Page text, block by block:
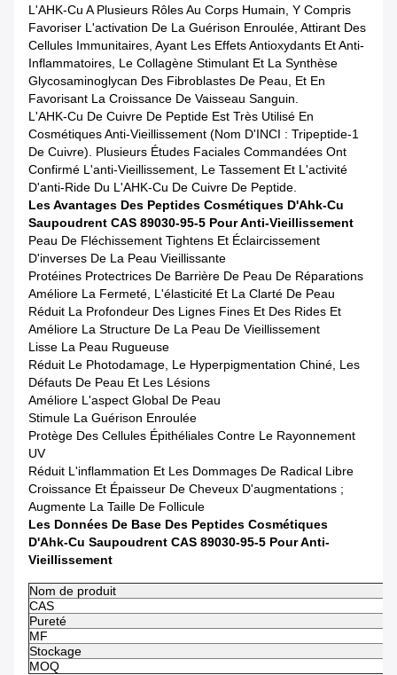
L'AHK-Cu A Plusieurs Rôles Au Corps Humain, Y Compris
Favoriser L'activation De La Guérison Enroulée, Attirant Des
Cellules Immunitaires, Ayant Les Effets Antioxydants Et Anti-
Inflammatoires, Le Collagène Stimulant Et La Synthèse
Glycosaminoglycan Des Fibroblastes De Peau, Et En
Favorisant La Croissance De Vaisseau Sanguin.
L'AHK-Cu De Cuivre De Peptide Est Très Utilisé En
Cosmétiques Anti-Vieillissement (nom D'INCI : Tripeptide-1
De Cuivre). Plusieurs Études Faciales Commandées Ont
Confirmé L'anti-Vieillissement, Le Tassement Et L'activité
D'anti-Ride Du L'AHK-Cu De Cuivre De Peptide.
Les Avantages Des Peptides Cosmétiques D'Ahk-Cu
Saupoudrent CAS 89030-95-5 Pour Anti-Vieillissement
Peau De Fléchissement Tightens Et Éclaircissement
D'inverses De La Peau Vieillissante
Protéines Protectrices De Barrière De Peau De Réparations
Améliore La Fermeté, L'élasticité Et La Clarté De Peau
Réduit La Profondeur Des Lignes Fines Et Des Rides Et
Améliore La Structure De La Peau De Vieillissement
Lisse La Peau Rugueuse
Réduit Le Photodamage, Le Hyperpigmentation Chiné, Les
Défauts De Peau Et Les Lésions
Améliore L'aspect Global De Peau
Stimule La Guérison Enroulée
Protège Des Cellules Épithéliales Contre Le Rayonnement
UV
Réduit L'inflammation Et Les Dommages De Radical Libre
Croissance Et Épaisseur De Cheveux D'augmentations ;
Augmente La Taille De Follicule
Les Données De Base Des Peptides Cosmétiques
D'Ahk-Cu Saupoudrent CAS 89030-95-5 Pour Anti-
Vieillissement
Nom de produit
CAS
Pureté
MF
Stockage
MOQ